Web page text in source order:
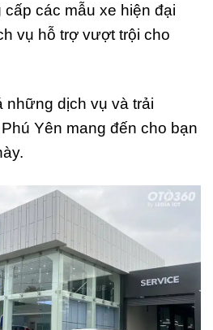
các mẫu xe hiện đại
vụ hỗ trợ vượt trội cho
những dịch vụ và trải
Yên mang đến cho bạn